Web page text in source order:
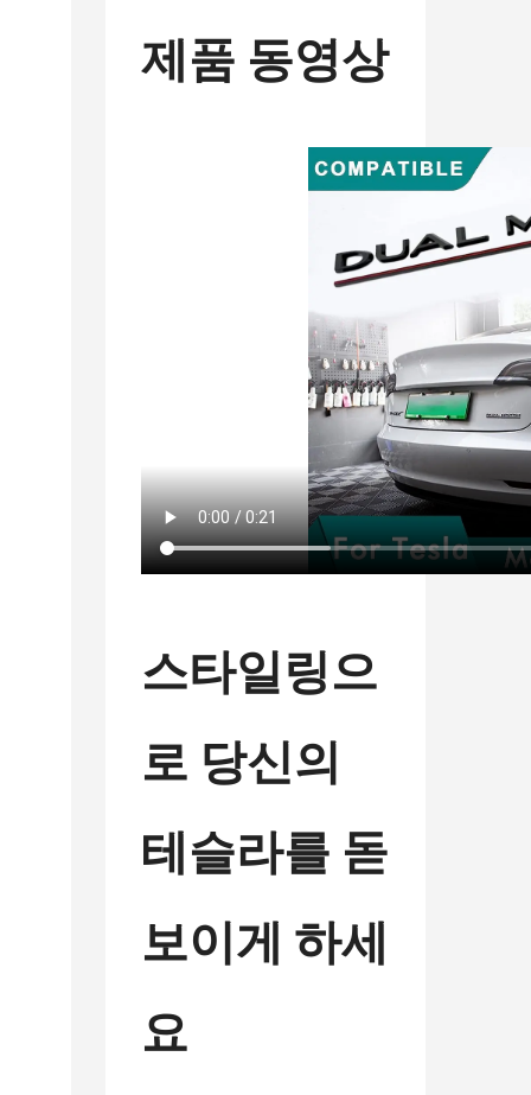
제품 동영상
스타일링으
로 당신의
테슬라를 돋
보이게 하세
요